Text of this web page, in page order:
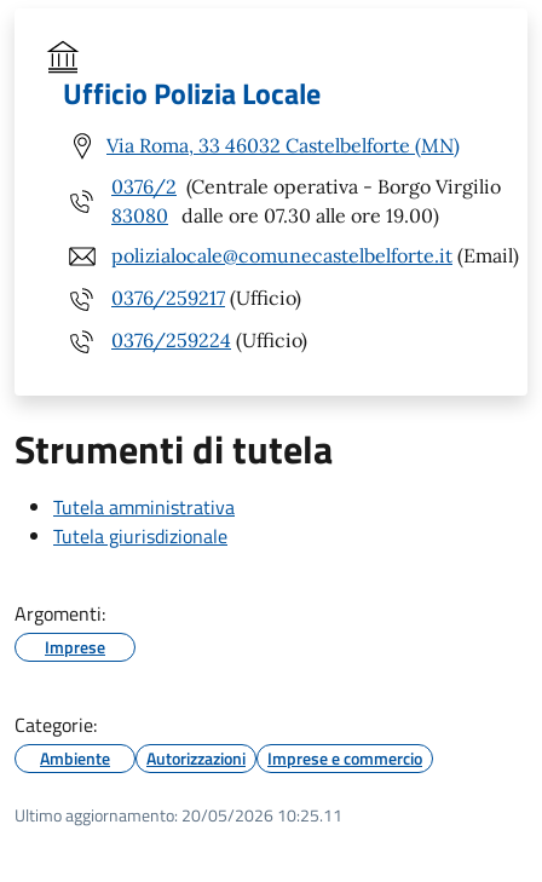
Ufficio Polizia Locale
Via Roma, 33 46032 Castelbelforte (MN)
0376/2
83080
(Centrale operativa - Borgo Virgilio
dalle ore 07.30 alle ore 19.00)
polizialocale@comunecastelbelforte.it (Email)
0376/259217 (Ufficio)
0376/259224 (Ufficio)
Strumenti di tutela
Tutela amministrativa
Tutela giurisdizionale
Argomenti:
Imprese
Categorie:
Ambiente Autorizzazioni Imprese e commercio
Ultimo aggiornamento: 20/05/2026 10:25.11